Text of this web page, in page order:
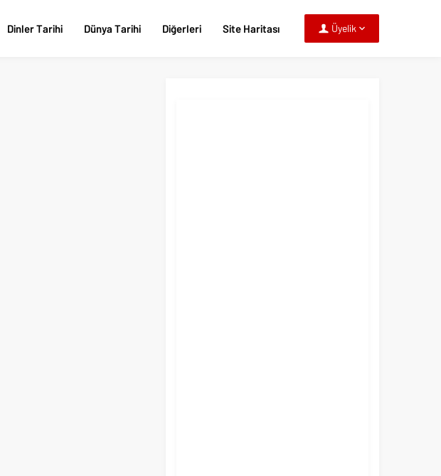
Üyelik
Dinler Tarihi Dünya Tarihi Diğerleri Site Haritası